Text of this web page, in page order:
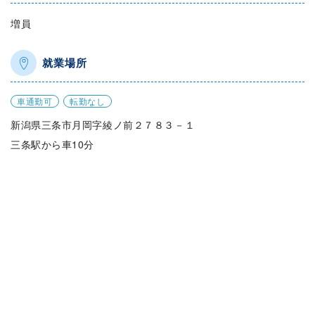
増員
就業場所
車通勤可 転勤なし
新潟県三条市月岡字綾ノ前２７８３－１
三条駅から車10分